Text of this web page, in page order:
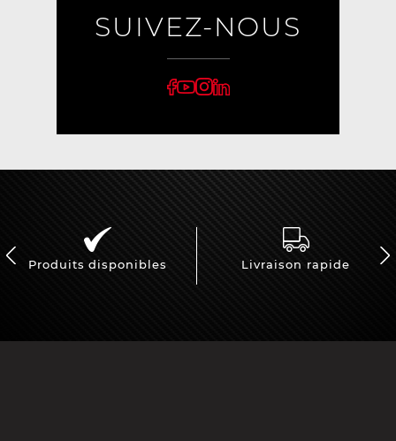
SUIVEZ-NOUS
Produits disponibles Livraison rapide